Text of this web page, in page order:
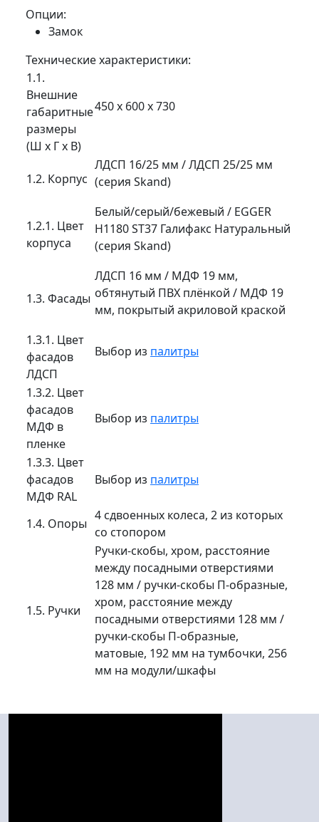
Опции:
Замок
Технические характеристики:
1.1.
Внешние
габаритные
размеры
(Ш х Г х В)
450 х 600 х 730
1.2. Корпус
ЛДСП 16/25 мм / ЛДСП 25/25 мм
(серия Skand)
1.2.1. Цвет
корпуса
Белый/серый/бежевый / EGGER
H1180 ST37 Галифакс Натуральный
(серия Skand)
1.3. Фасады
ЛДСП 16 мм / МДФ 19 мм,
обтянутый ПВХ плёнкой / МДФ 19
мм, покрытый акриловой краской
1.3.1. Цвет
фасадов
ЛДСП
Выбор из палитры
1.3.2. Цвет
фасадов
МДФ в
пленке
Выбор из палитры
1.3.3. Цвет
фасадов
МДФ RAL
Выбор из палитры
1.4. Опоры
4 сдвоенных колеса, 2 из которых
со стопором
1.5. Ручки
Ручки-скобы, хром, расстояние
между посадными отверстиями
128 мм / ручки-скобы П-образные,
хром, расстояние между
посадными отверстиями 128 мм /
ручки-скобы П-образные,
матовые, 192 мм на тумбочки, 256
мм на модули/шкафы